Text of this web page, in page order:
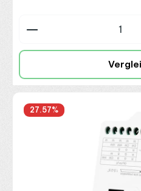
Produkt Anzahl: Gib
27.57%